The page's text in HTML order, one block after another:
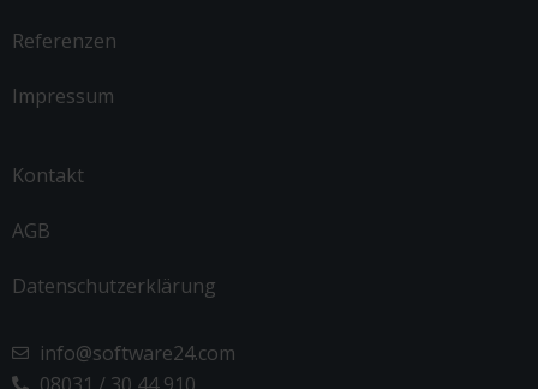
Referenzen
Impressum
Kontakt
AGB
Datenschutzerklärung
info@software24.com